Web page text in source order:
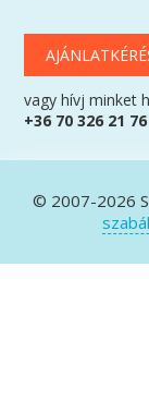
vagy hívj minket
+36 70 326 21 76
© 2007-2026